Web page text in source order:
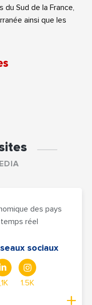
du Sud de la France,
ainsi que les
des pays
réel
sociaux
1.5K